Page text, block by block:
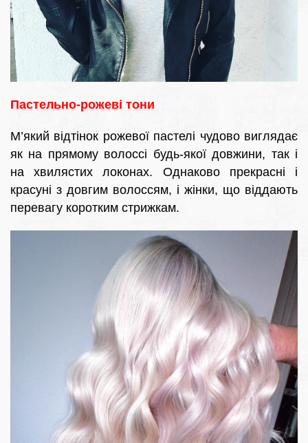
Пастельно-рожеві тони
М’який відтінок рожевої пастелі чудово виглядає
як на прямому волоссі будь-якої довжини, так і
на хвилястих локонах. Однаково прекрасні і
красуні з довгим волоссям, і жінки, що віддають
перевагу коротким стрижкам.